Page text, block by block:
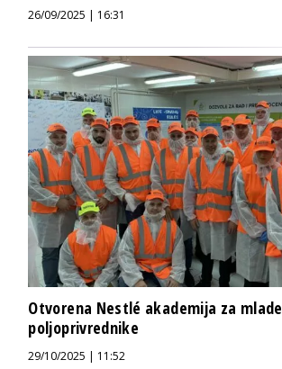
26/09/2025 | 16:31
Otvorena Nestlé akademija za mlade
poljoprivrednike
29/10/2025 | 11:52